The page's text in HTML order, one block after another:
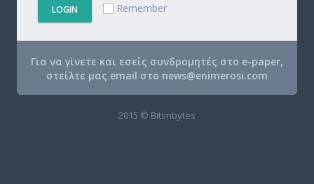
LOGIN Remember
Για να γίνετε και εσείς συνδρομητές στο e-paper,
στείλτε μας email στο news@enimerosi.com
2015 © Bitsnbytes